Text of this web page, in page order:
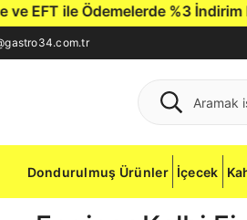
ile Ödemelerde %3 İndirim
Dondurulmuş Ürünler İçecek